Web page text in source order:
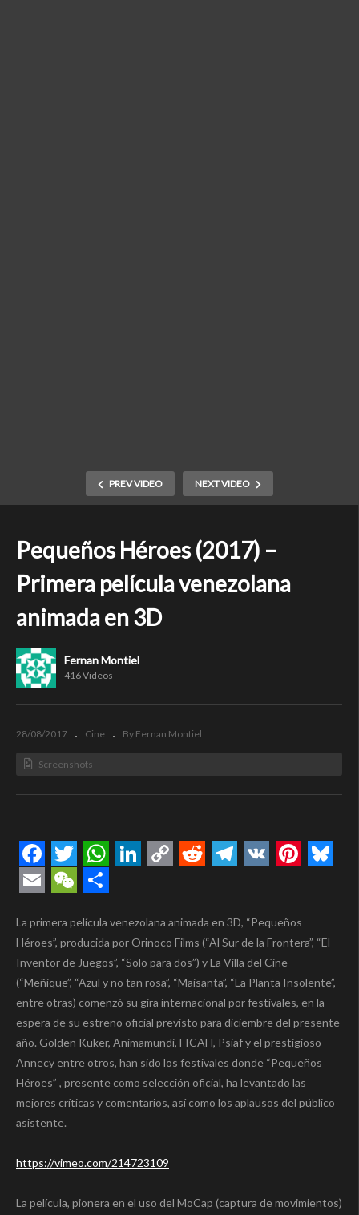
PREV VIDEO NEXT VIDEO
Pequeños Héroes (2017) –
Primera película venezolana
animada en 3D
Fernan Montiel
416 Videos
28/08/2017 Cine By Fernan Montiel
Screenshots
Facebook
TwitterWhatsApp
La primera película venezolana animada en 3D, “Pequeños
Héroes”, producida por Orinoco Films (“Al Sur de la Frontera”, “El
Inventor de Juegos”, “Solo para dos”) y La Villa del Cine
(“Meñique”, “Azul y no tan rosa”, “Maisanta”, “La Planta Insolente”,
entre otras) comenzó su gira internacional por festivales, en la
espera de su estreno oficial previsto para diciembre del presente
año. Golden Kuker, Animamundi, FICAH, Psiaf y el prestigioso
Annecy entre otros, han sido los festivales donde “Pequeños
Héroes” , presente como selección oficial, ha levantado las
mejores críticas y comentarios, así como los aplausos del público
asistente.
https://vimeo.com/214723109
La película, pionera en el uso del MoCap (captura de movimientos)